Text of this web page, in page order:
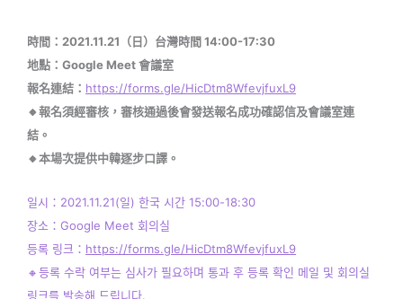
時間：2021.11.21（日）台灣時間 14:00-17:30
地點：Google Meet 會議室
報名連結： https://forms.gle/HicDtm8WfevjfuxL9
🔸報名須經審核，審核通過後會發送報名成功確認信及會議室連
結。
🔸本場次提供中韓逐步口譯。
일시：2021.11.21(일) 한국 시간 15:00-18:30
장소：Google Meet 회의실
등록 링크： https://forms.gle/HicDtm8WfevjfuxL9
🔸등록 수락 여부는 심사가 필요하며 통과 후 등록 확인 메일 및 회의실
링크를 발송해 드립니다.